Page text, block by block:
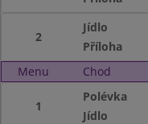
2
Jídlo
Příloha
Menu
Chod
1
Polévka
Jídlo